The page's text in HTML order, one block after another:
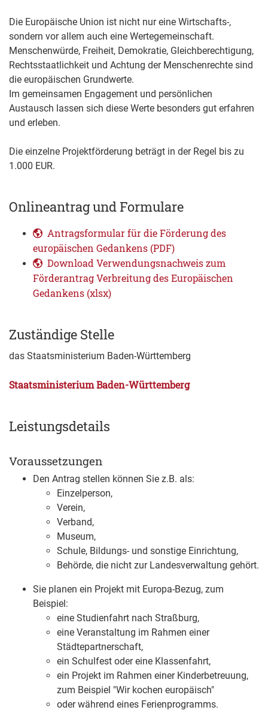
Die Europäische Union ist nicht nur eine Wirtschafts-,
sondern vor allem auch eine Wertegemeinschaft.
Menschenwürde, Freiheit, Demokratie, Gleichberechtigung,
Rechtsstaatlichkeit und Achtung der Menschenrechte sind
die europäischen Grundwerte.
Im gemeinsamen Engagement und persönlichen
Austausch lassen sich diese Werte besonders gut erfahren
und erleben.
Die einzelne Projektförderung beträgt in der Regel bis zu
1.000 EUR.
Onlineantrag und Formulare
Antragsformular für die Förderung des
europäischen Gedankens (PDF)
Download Verwendungsnachweis zum
Förderantrag Verbreitung des Europäischen
Gedankens (xlsx)
Zuständige Stelle
das Staatsministerium Baden-Württemberg
Staatsministerium Baden-Württemberg
Leistungsdetails
Voraussetzungen
Den Antrag stellen können Sie z.B. als:
Einzelperson,
Verein,
Verband,
Museum,
Schule, Bildungs- und sonstige Einrichtung,
Behörde, die nicht zur Landesverwaltung gehört.
Sie planen ein Projekt mit Europa-Bezug, zum
Beispiel:
eine Studienfahrt nach Straßburg,
eine Veranstaltung im Rahmen einer
Städtepartnerschaft,
ein Schulfest oder eine Klassenfahrt,
ein Projekt im Rahmen einer Kinderbetreuung,
zum Beispiel "Wir kochen europäisch"
oder während eines Ferienprogramms.